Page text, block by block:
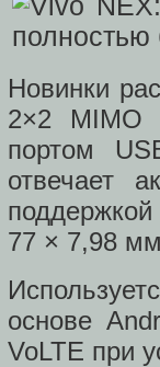
Новинки
2×2 MIMO
портом
отвечает
77 × 7,98
основе
VoLTE при